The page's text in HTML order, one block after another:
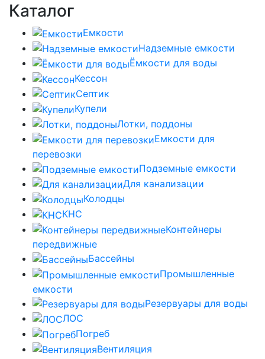
Каталог
Емкости
Надземные емкости
Ёмкости для воды
Кессон
Септик
Купели
Лотки, поддоны
Емкости для
перевозки
Подземные емкости
Для канализации
Колодцы
КНС
Контейнеры
передвижные
Бассейны
Промышленные
емкости
Резервуары для воды
ЛОС
Погреб
Вентиляция